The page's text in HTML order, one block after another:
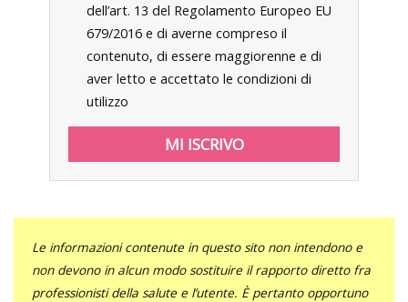
dell’art. 13 del Regolamento Europeo EU
679/2016 e di averne compreso il
contenuto, di essere maggiorenne e di
aver letto e accettato le condizioni di
utilizzo
Le informazioni contenute in questo sito non intendono e
non devono in alcun modo sostituire il rapporto diretto fra
professionisti della salute e l’utente. È pertanto opportuno